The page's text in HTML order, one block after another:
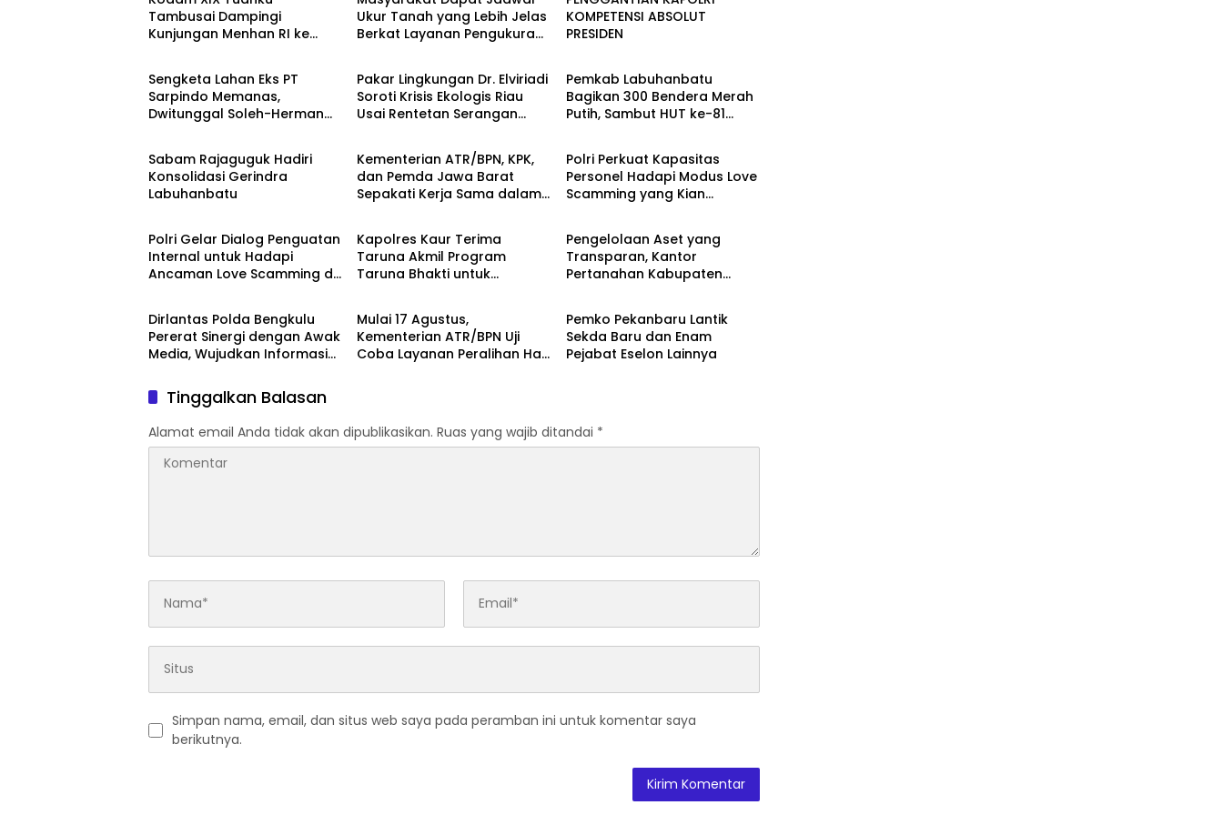
Tambusai Dampingi
Kunjungan Menhan RI ke
Satuan
Ukur Tanah yang Lebih Jelas
Berkat Layanan Pengukuran
KOMPETENSI ABSOLUT
PRESIDEN
Berita
Sengketa Lahan Eks PT
Sarpindo Memanas,
Dwitunggal Soleh-Herman
Berita
Pakar Lingkungan Dr. Elviriadi
Soroti Krisis Ekologis Riau
Usai Rentetan Serangan
Beruang Terhadap Warga
Berita
Pemkab Labuhanbatu
Bagikan 300 Bendera Merah
Putih, Sambut HUT ke-81
Berita
Sabam Rajaguguk Hadiri
Konsolidasi Gerindra
Labuhanbatu
Berita
Kementerian ATR/BPN, KPK,
dan Pemda Jawa Barat
Sepakati Kerja Sama dalam
Daerah
Berita
Polri Perkuat Kapasitas
Personel Hadapi Modus Love
Scamming yang Kian
Berita
Polri Gelar Dialog Penguatan
Internal untuk Hadapi
Ancaman Love Scamming di
Berita
Kapolres Kaur Terima
Taruna Akmil Program
Taruna Bhakti untuk
Berita
Pengelolaan Aset yang
Transparan, Kantor
Pertanahan Kabupaten
Berita
Dirlantas Polda Bengkulu
Pererat Sinergi dengan Awak
Media, Wujudkan Informasi
Berkualitas
Berita
Mulai 17 Agustus,
Kementerian ATR/BPN Uji
Coba Layanan Peralihan Hak
Berita
Pemko Pekanbaru Lantik
Sekda Baru dan Enam
Pejabat Eselon Lainnya
Tinggalkan Balasan
Alamat email Anda tidak akan dipublikasikan. Ruas yang wajib ditandai *
Simpan nama, email, dan situs web saya pada peramban ini untuk komentar saya
berikutnya.